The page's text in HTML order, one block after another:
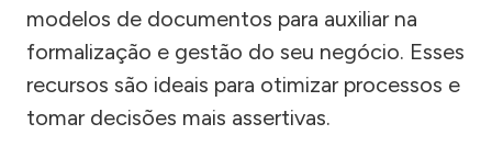
modelos de documentos para auxiliar na
formalização e gestão do seu negócio. Esses
recursos são ideais para otimizar processos e
tomar decisões mais assertivas.